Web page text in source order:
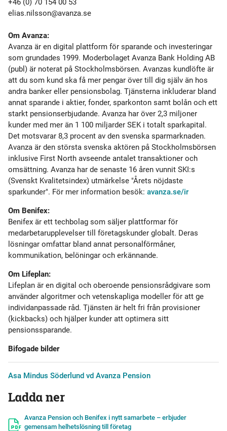
+46 (0) 70 154 00 53
elias.nilsson@avanza.se
Om Avanza:
Avanza är en digital plattform för sparande och investeringar
som grundades 1999. Moderbolaget Avanza Bank Holding AB
(publ) är noterat på Stockholmsbörsen. Avanzas kundlöfte är
att du som kund ska få mer pengar över till dig själv än hos
andra banker eller pensionsbolag. Tjänsterna inkluderar bland
annat sparande i aktier, fonder, sparkonton samt bolån och ett
starkt pensionserbjudande. Avanza har över 2,3 miljoner
kunder med mer än 1 100 miljarder SEK i totalt sparkapital.
Det motsvarar 8,3 procent av den svenska sparmarknaden.
Avanza är den största svenska aktören på Stockholmsbörsen
inklusive First North avseende antalet transaktioner och
omsättning. Avanza har de senaste 16 åren vunnit SKI:s
(Svenskt Kvalitetsindex) utmärkelse "Årets nöjdaste
sparkunder". För mer information besök: avanza.se/ir
Om Benifex:
Benifex är ett techbolag som säljer plattformar för
medarbetarupplevelser till företagskunder globalt. Deras
lösningar omfattar bland annat personalförmåner,
kommunikation, belöningar och erkännande.
Om Lifeplan:
Lifeplan är en digital och oberoende pensionsrådgivare som
använder algoritmer och vetenskapliga modeller för att ge
individanpassade råd. Tjänsten är helt fri från provisioner
(kickbacks) och hjälper kunder att optimera sitt
pensionssparande.
Bifogade bilder
Asa Mindus Söderlund vd Avanza Pension
Ladda ner
Avanza Pension och Benifex i nytt samarbete – erbjuder
gemensam helhetslösning till företag